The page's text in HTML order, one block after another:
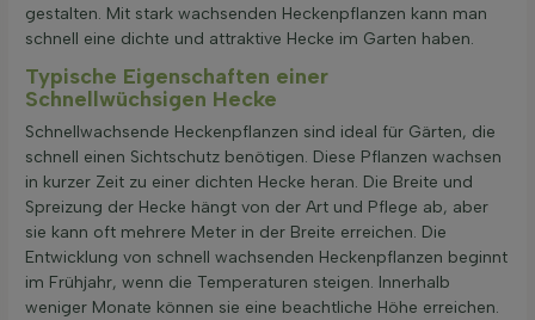
gestalten. Mit stark wachsenden Heckenpflanzen kann man
schnell eine dichte und attraktive Hecke im Garten haben.
Typische Eigenschaften einer
Schnellwüchsigen Hecke
Schnellwachsende Heckenpflanzen sind ideal für Gärten, die
schnell einen Sichtschutz benötigen. Diese Pflanzen wachsen
in kurzer Zeit zu einer dichten Hecke heran. Die Breite und
Spreizung der Hecke hängt von der Art und Pflege ab, aber
sie kann oft mehrere Meter in der Breite erreichen. Die
Entwicklung von schnell wachsenden Heckenpflanzen beginnt
im Frühjahr, wenn die Temperaturen steigen. Innerhalb
weniger Monate können sie eine beachtliche Höhe erreichen.